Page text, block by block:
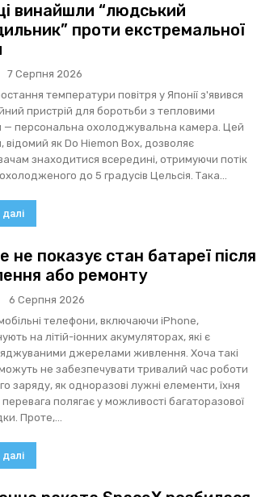
винайшли “людський
проти екстремальної
7 Серпня 2026
температури повітря у Японії з'явився
пристрій для боротьби з тепловими
— персональна охолоджувальна камера. Цей
відомий як Do Hiemon Box, дозволяє
знаходитися всередині, отримуючи потік
до 5 градусів Цельсія. Така...
далі
не показує стан батареї після
або ремонту
6 Серпня 2026
телефони, включаючи iPhone,
на літій-іонних акумуляторах, які є
джерелами живлення. Хоча такі
не забезпечувати тривалий час роботи
заряду, як одноразові лужні елементи, їхня
полягає у можливості багаторазової
Проте,...
далі